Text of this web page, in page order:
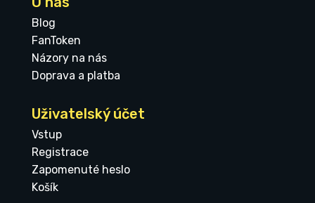
Blog
FanToken
Názory na nás
Doprava a platba
Uživatelský účet
Vstup
Registrace
Zapomenuté heslo
Košík